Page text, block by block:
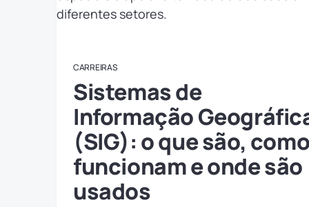
CARREIRAS
Sistemas de
Informação
(SIG): o que são,
funcionam e onde são
usados